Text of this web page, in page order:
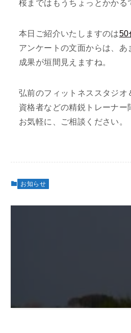
桜まではもうちょっとかか
本日ご紹介いたしますのは50
アンケートの文面からは、
成果が垣間見えますね。
弘前のフィットネススタジ
資格者などの精鋭トレーナー
お気軽に、ご相談ください。
お知らせ